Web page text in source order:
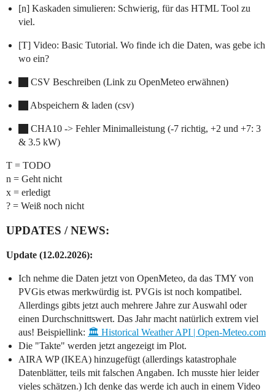
[n] Kaskaden simulieren: Schwierig, für das HTML Tool zu
viel.
[T] Video: Basic Tutorial. Wo finde ich die Daten, was gebe ich
wo ein?
CSV Beschreiben (Link zu OpenMeteo erwähnen)
Abspeichern & laden (csv)
CHA10 -> Fehler Minimalleistung (-7 richtig, +2 und +7: 3
& 3.5 kW)
T = TODO
n = Geht nicht
x = erledigt
? = Weiß noch nicht
UPDATES / NEWS:
Update (12.02.2026):
Ich nehme die Daten jetzt von OpenMeteo, da das TMY von
PVGis etwas merkwürdig ist. PVGis ist noch kompatibel.
Allerdings gibts jetzt auch mehrere Jahre zur Auswahl oder
einen Durchschnittswert. Das Jahr macht natürlich extrem viel
aus! Beispiellink: 🏛️ Historical Weather API | Open-Meteo.com
Die "Takte" werden jetzt angezeigt im Plot.
AIRA WP (IKEA) hinzugefügt (allerdings katastrophale
Datenblätter, teils mit falschen Angaben. Ich musste hier leider
vieles schätzen.) Ich denke das werde ich auch in einem Video